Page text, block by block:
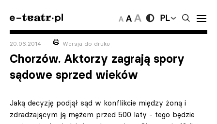
PL
20.06.2014 Wersja do druku
Chorzów. Aktorzy zagrają spory
sądowe sprzed wieków
Jaką decyzję podjął sąd w konflikcie między żoną i
zdradzającym ją mężem przed 500 laty - tego będzie